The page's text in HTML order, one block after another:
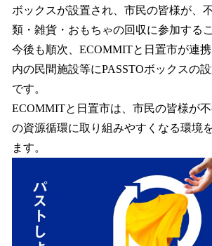
ボックスが設置され、市民の皆様が、
類・雑貨・おもちゃの回収に参加する
今後も順次、ECOMMITと日置市が連
内の民間施設等にPASSTOボックスの
です。
ECOMMITと日置市は、市民の皆様が
の資源循環に取り組みやすくなる環境
ます。